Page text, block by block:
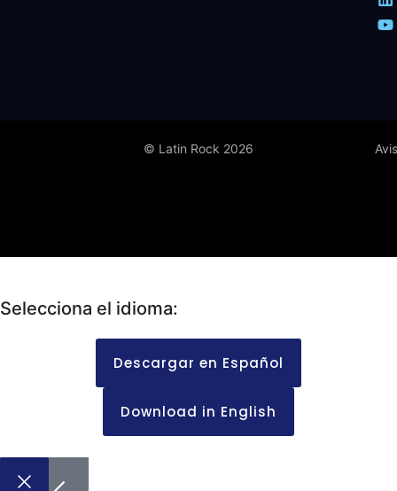
© Latin Rock 2026
Selecciona el idioma:
Descargar en Español
Download in English